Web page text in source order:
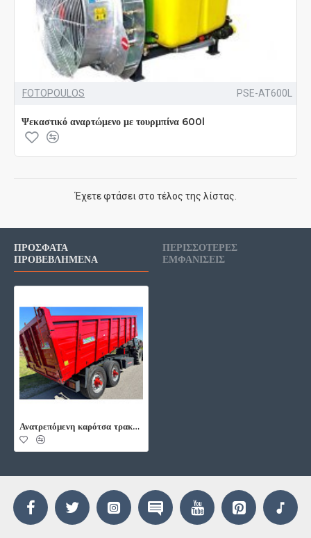
FOTOPOULOS PSE-AT600L
Ψεκαστικό αναρτώμενο με τουρμπίνα 600l
Έχετε φτάσει στο τέλος της λίστας.
ΠΡΌΣΦΑΤΑ
ΠΡΟΒΕΒΛΗΜΈΝΑ
ΠΕΡΙΣΣΌΤΕΡΕΣ
ΕΜΦΑΝΊΣΕΙΣ
Ανατρεπόμενη καρότσα τρακτέρ 20000KG.Ρυμούλκα, πλατφόρμα Ρυμούλκα, πλατφόρμα τύπου TANDEM.